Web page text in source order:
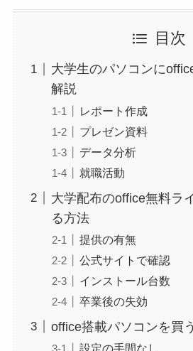
目次
大学生のパソコンに
解説
レポート作成
プレゼン資料
データ分析
就職活動
大学配布のoffice無料ラ
る方法
提供の有無
公式サイトで確認
インストール台数
卒業後の失効
office搭載パソコンを買
設定の手間なし